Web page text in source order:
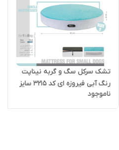
تشک سرکل سگ و گربه نیناپت
رنگ آبی فیروزه ای کد 3215 سایز
2
ناموجود